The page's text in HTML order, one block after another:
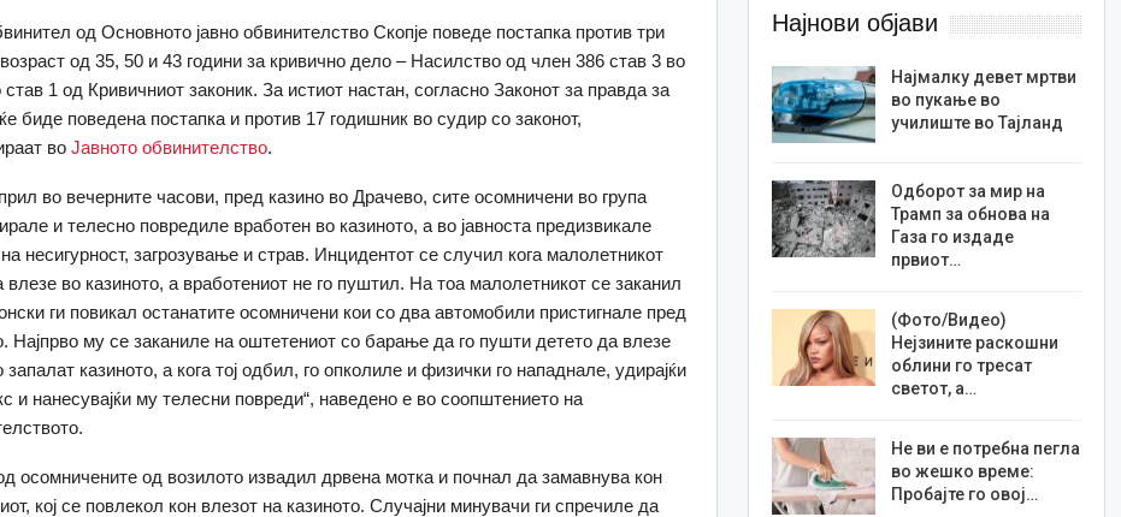
од Основното јавно обвинителство Скопје поведе постапка против три
од 35, 50 и 43 години за кривично дело – Насилство од член 386 став 3 во
став 1 од Кривичниот законик. За истиот настан, согласно Законот за правда за
биде поведена постапка и против 17 годишник во судир со законот,
воЈавното обвинителство.
во вечерните часови, пред казино во Драчево, сите осомничени во група
и телесно повредиле вработен во казиното, а во јавноста предизвикале
несигурност, загрозување и страв. Инцидентот се случил кога малолетникот
влезе во казиното, а вработениот не го пуштил. На тоа малолетникот се заканил
ги повикал останатите осомничени кои со два автомобили пристигнале пред
Најпрво му се заканиле на оштетениот со барање да го пушти детето да влезе
запалат казиното, а кога тој одбил, го опколиле и физички го нападнале, удирајќи
и нанесувајќи му телесни повреди“, наведено е во соопштението на
осомничените од возилото извадил дрвена мотка и почнал да замавнува кон
кој се повлекол кон влезот на казиното. Случајни минувачи ги спречиле да
Најнови објави
Најмалку девет мртви
во пукање во
училиште во Тајланд
Одборот за мир на
Трамп за обнова на
Газа го издаде
првиот…
(Фото/Видео)
Нејзините раскошни
облини го тресат
светот, а…
Не ви е потребна пегла
во жешко време:
Пробајте го овој…